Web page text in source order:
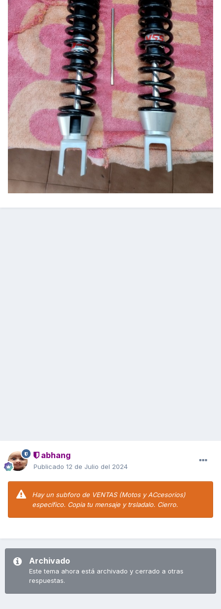
abhang
Publicado 12 de Julio del 2024
Hay un subforo de VENTAS (Motos y ACcesorios)
específico. Copia tu mensaje y trsladalo. Cierro.
Archivado
Este tema ahora está archivado y cerrado a otras
respuestas.